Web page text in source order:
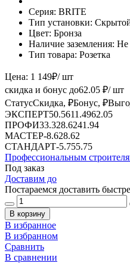
Серия: BRITE
Тип установки:
Цвет: Бронза
Наличие заземления: Не
Тип товара: Розетка
Цена: 1 149₽/ шт
скидка и бонус до62.05 ₽/ шт
СтатусСкидка, ₽Бонус, ₽
ЭКСПЕРТ50.5611.4962.05
ПРОФИ33.328.6241.94
МАСТЕР-8.628.62
СТАНДАРТ-5.755.75
Профессиональным
Под заказ
Доставим до
Постараемся доставить
В корзину
В избранное
В избранном
Сравнить
В сравнении